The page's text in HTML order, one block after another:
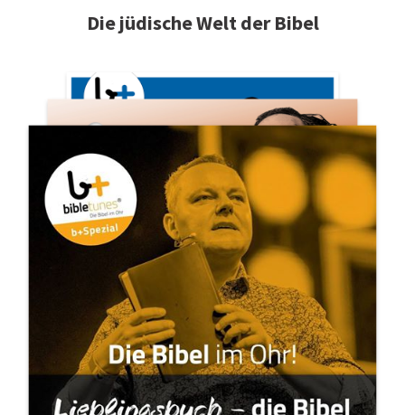
Die jüdische Welt der Bibel